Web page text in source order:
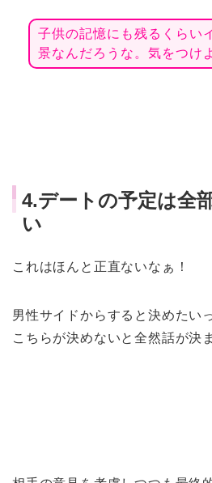
子供の記憶にも残るくらい
景なんだろうな。気をつけ
4.デートの予定は全
い
これはほんと正直ないなぁ！
男性サイドからすると決めたい
こちらが決めないと全然話が決